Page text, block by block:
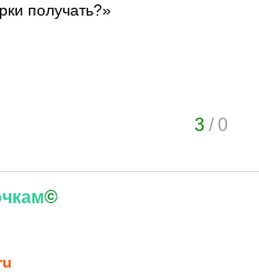
получать?»
3/0
©